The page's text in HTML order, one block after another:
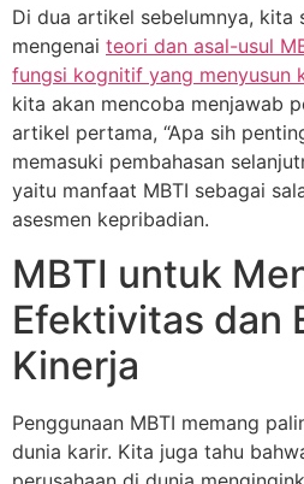
Di dua artikel sebelumnya, kita
mengenai teori dan asal-usul
fungsi kognitif yang menyusun
kita akan mencoba menjawab
artikel pertama, “Apa sih
memasuki pembahasan
yaitu manfaat MBTI sebagai
asesmen kepribadian.
MBTI untuk
Efektivitas dan
Kinerja
Penggunaan MBTI memang
dunia karir. Kita juga tahu